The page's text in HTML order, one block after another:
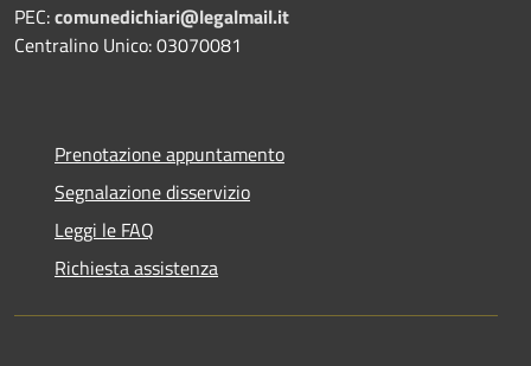
PEC:comunedichiari@legalmail.it
Centralino Unico: 03070081
Prenotazione appuntamento
Segnalazione disservizio
Leggi le FAQ
Richiesta assistenza